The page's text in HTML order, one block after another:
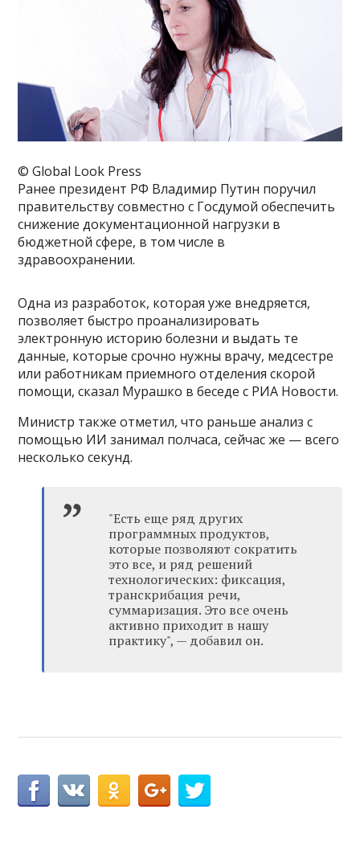
© Global Look Press
Ранее президент РФ Владимир Путин поручил
правительству совместно с Госдумой обеспечить
снижение документационной нагрузки в
бюджетной сфере, в том числе в
здравоохранении.
Одна из разработок, которая уже внедряется,
позволяет быстро проанализировать
электронную историю болезни и выдать те
данные, которые срочно нужны врачу, медсестре
или работникам приемного отделения скорой
помощи, сказал Мурашко в беседе с РИА Новости.
Министр также отметил, что раньше анализ с
помощью ИИ занимал полчаса, сейчас же — всего
несколько секунд.
"Есть еще ряд других
программных продуктов,
которые позволяют сократить
это все, и ряд решений
технологических: фиксация,
транскрибация речи,
суммаризация. Это все очень
активно приходит в нашу
практику", — добавил он.